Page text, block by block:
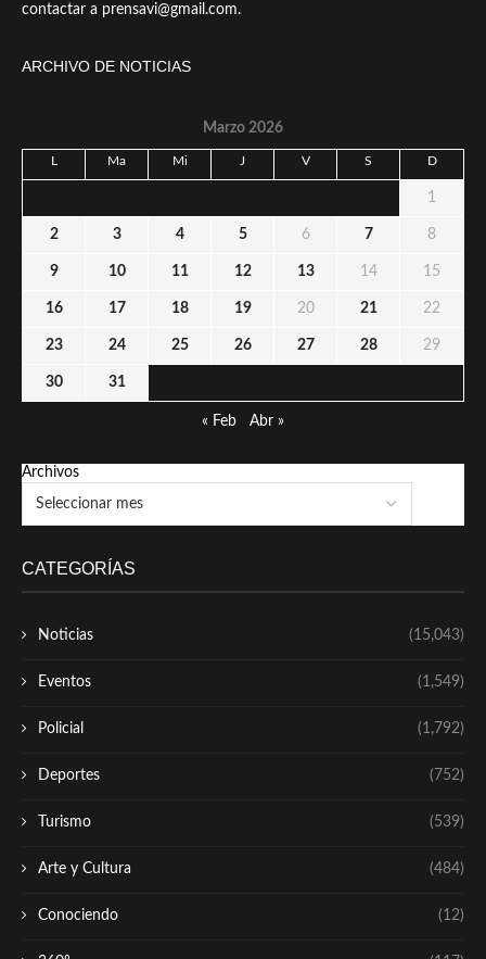
contactar a prensavi@gmail.com.
ARCHIVO DE NOTICIAS
Marzo 2026
L Ma Mi J V S D
1
2 3 4 5 6 7 8
9 10 11 12 13 14 15
16 17 18 19 20 21 22
23 24 25 26 27 28 29
30 31
« Feb Abr »
Archivos
CATEGORÍAS
Noticias (15,043)
Eventos (1,549)
Policial (1,792)
Deportes (752)
Turismo (539)
Arte y Cultura (484)
Conociendo (12)